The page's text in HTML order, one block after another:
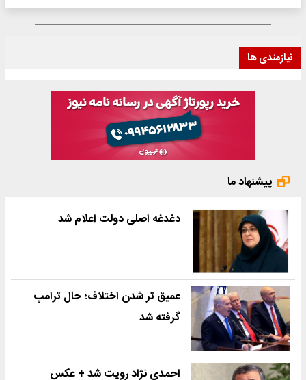
نیازمندی ها
پیشنهاد ما
دغدغه اصلی دولت اعلام شد
عمیق تر شدن اختلاف؛ حال ترامپ
گرفته شد
احمدی نژاد رویت شد + عکس